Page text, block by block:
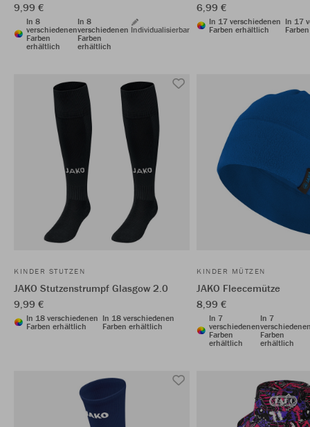
9,99 €
In 8
verschiedenen
Farben
erhältlich
In 8
verschiedenen
Farben
erhältlich
Individualisierbar
6,99 €
In 17 verschiedenen
Farben erhältlich
In 17
KINDER STUTZEN
JAKO Stutzenstrumpf Glasgow 2.0
9,99 €
In 18 verschiedenen
Farben erhältlich
In 18 verschiedenen
Farben erhältlich
KINDER MÜTZEN
JAKO Fleecemütze
8,99 €
In 7
verschiedenen
Farben
erhältlich
In 7
Farben
erhältlich